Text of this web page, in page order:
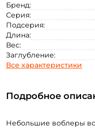
Бренд:
Серия:
Подсерия:
Длина:
Вес:
Заглубление:
Все характеристики
Подробное
Небольшие воблеры